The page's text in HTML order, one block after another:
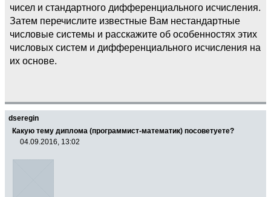
чисел и стандартного дифференциального исчисления.
Затем перечислите известные Вам нестандартные
числовые системы и расскажите об особенностях этих
числовых систем и дифференциального исчисления на
их основе.
dseregin
Какую тему диплома (программист-математик) посоветуете?
04.09.2016, 13:02